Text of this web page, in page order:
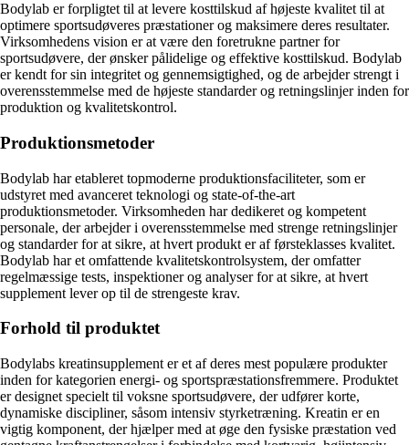
Bodylab er forpligtet til at levere kosttilskud af højeste kvalitet til at
optimere sportsudøveres præstationer og maksimere deres resultater.
Virksomhedens vision er at være den foretrukne partner for
sportsudøvere, der ønsker pålidelige og effektive kosttilskud. Bodylab
er kendt for sin integritet og gennemsigtighed, og de arbejder strengt i
overensstemmelse med de højeste standarder og retningslinjer inden for
produktion og kvalitetskontrol.
Produktionsmetoder
Bodylab har etableret topmoderne produktionsfaciliteter, som er
udstyret med avanceret teknologi og state-of-the-art
produktionsmetoder. Virksomheden har dedikeret og kompetent
personale, der arbejder i overensstemmelse med strenge retningslinjer
og standarder for at sikre, at hvert produkt er af førsteklasses kvalitet.
Bodylab har et omfattende kvalitetskontrolsystem, der omfatter
regelmæssige tests, inspektioner og analyser for at sikre, at hvert
supplement lever op til de strengeste krav.
Forhold til produktet
Bodylabs kreatinsupplement er et af deres mest populære produkter
inden for kategorien energi- og sportspræstationsfremmere. Produktet
er designet specielt til voksne sportsudøvere, der udfører korte,
dynamiske discipliner, såsom intensiv styrketræning. Kreatin er en
vigtig komponent, der hjælper med at øge den fysiske præstation ved